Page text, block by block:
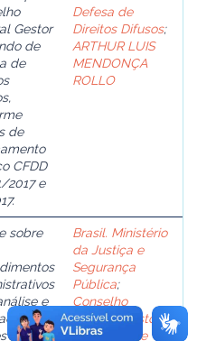
Gestor
de
de
de
CFDD
2017 e
Defesa de
Direitos Difusos;
ARTHUR LUIS
MENDONÇA
ROLLO
sobre
e
de
em
Brasil. Ministério
da Justiça e
Segurança
Pública;
Conselho
Federal Gestor
do Fundo de